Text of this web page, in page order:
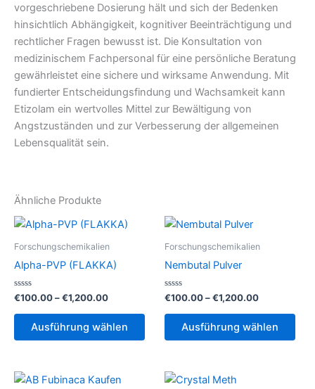
vorgeschriebene Dosierung hält und sich der Bedenken
hinsichtlich Abhängigkeit, kognitiver Beeinträchtigung und
rechtlicher Fragen bewusst ist. Die Konsultation von
medizinischem Fachpersonal für eine persönliche Beratung
gewährleistet eine sichere und wirksame Anwendung. Mit
fundierter Entscheidungsfindung und Wachsamkeit kann
Etizolam ein wertvolles Mittel zur Bewältigung von
Angstzuständen und zur Verbesserung der allgemeinen
Lebensqualität sein.
Ähnliche Produkte
Forschungschemikalien
Alpha-PVP (FLAKKA)
Bewertet
0
€100.00–€1,200.00Preisspanne:
bis
€1,200.00
Ausführung wählen
Dieses
Varianten
Forschungschemikalien
Nembutal Pulver
Bewertet
0
€100.00–€1,200.00
bis
€1,200.00
Ausführung wählen